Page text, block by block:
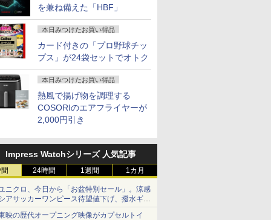
を兼ね備えた「HBF」
本日みつけたお買い得品
カード付きの「プロ野球チッ
プス」が24袋セットでオトク
本日みつけたお買い得品
熱風で揚げ物を調理する
COSORIのエアフライヤーが
2,000円引き
Impress Watchシリーズ 人気記事
24時間 1週間 1カ月
ニクロ、今日から「お盆特別セール」。涼感
アサッカーワンピース待望値下げ、撥水ギア
ョーツは1990円に
映の歴代オープニング映像がカプセルトイ